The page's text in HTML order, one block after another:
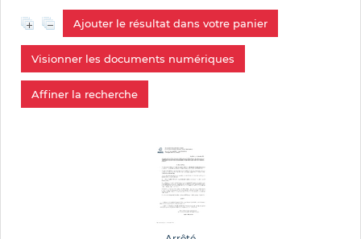
Ajouter le résultat dans votre panier
Visionner les documents numériques
Affiner la recherche